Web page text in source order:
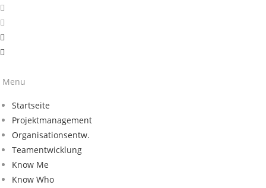
Menu
Startseite
Projektmanagement
Organisationsentw.
Teamentwicklung
Know Me
Know Who